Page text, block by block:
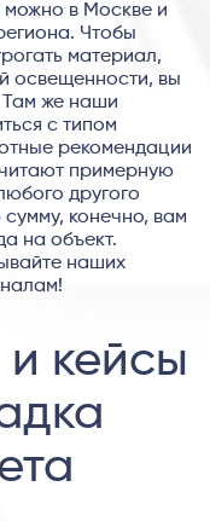
можно в Москве и
Чтобы
материал,
освещенности, вы
же наши
с типом
рекомендации
примерную
другого
конечно, вам
на объект.
наших
кейсы